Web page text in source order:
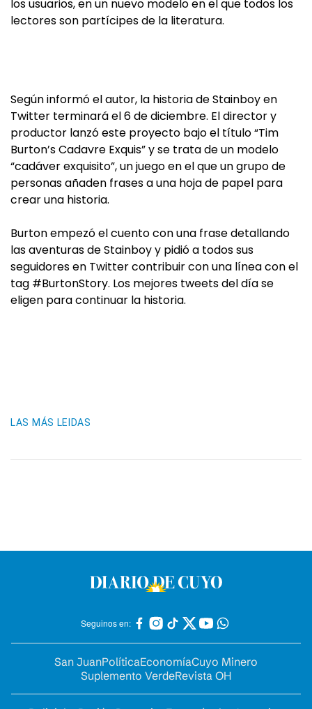
los usuarios, en un nuevo modelo en el que todos los
lectores son partícipes de la literatura.
Según informó el autor, la historia de Stainboy en
Twitter terminará el 6 de diciembre. El director y
productor lanzó este proyecto bajo el título “Tim
Burton’s Cadavre Exquis” y se trata de un modelo
“cadáver exquisito”, un juego en el que un grupo de
personas añaden frases a una hoja de papel para
crear una historia.
Burton empezó el cuento con una frase detallando
las aventuras de Stainboy y pidió a todos sus
seguidores en Twitter contribuir con una línea con el
tag #BurtonStory. Los mejores tweets del día se
eligen para continuar la historia.
LAS MÁS LEIDAS
Seguinos en:
San JuanPolíticaEconomíaCuyo Minero
Suplemento VerdeRevista OH